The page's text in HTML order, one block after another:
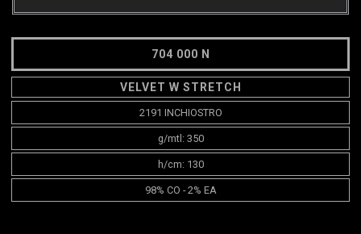
704 000 N
VELVET W STRETCH
2191 INCHIOSTRO
g/mtl: 350
h/cm: 130
98% CO - 2% EA